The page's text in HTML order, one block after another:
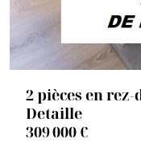
2 pièces en
Detaille
309 000 €